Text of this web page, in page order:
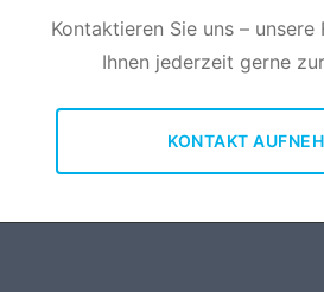
Kontaktieren Sie uns –
Ihnen jederzeit gerne
KONTAKT